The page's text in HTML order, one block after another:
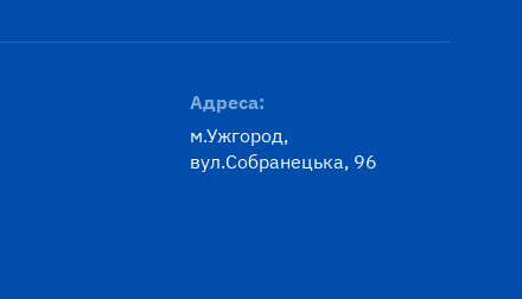
Адреса:
м.Ужгород,
вул.Собранецька, 96